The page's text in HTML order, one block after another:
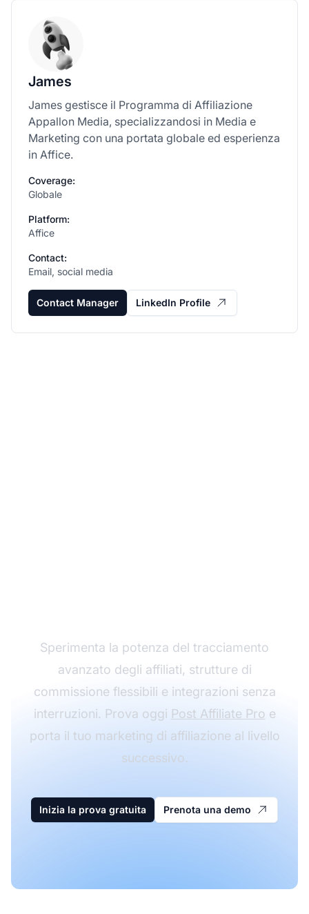
James
James gestisce il Programma di Affiliazione
Appallon Media, specializzandosi in Media e
Marketing con una portata globale ed esperienza
in Affice.
Coverage:
Globale
Platform:
Affice
Contact:
Email, social media
Contact Manager LinkedIn Profile
Sperimenta la potenza del tracciamento
avanzato degli affiliati, strutture di
commissione flessibili e integrazioni senza
interruzioni. Prova oggi Post Affiliate Pro e
porta il tuo marketing di affiliazione al livello
successivo.
Inizia la prova gratuita Prenota una demo